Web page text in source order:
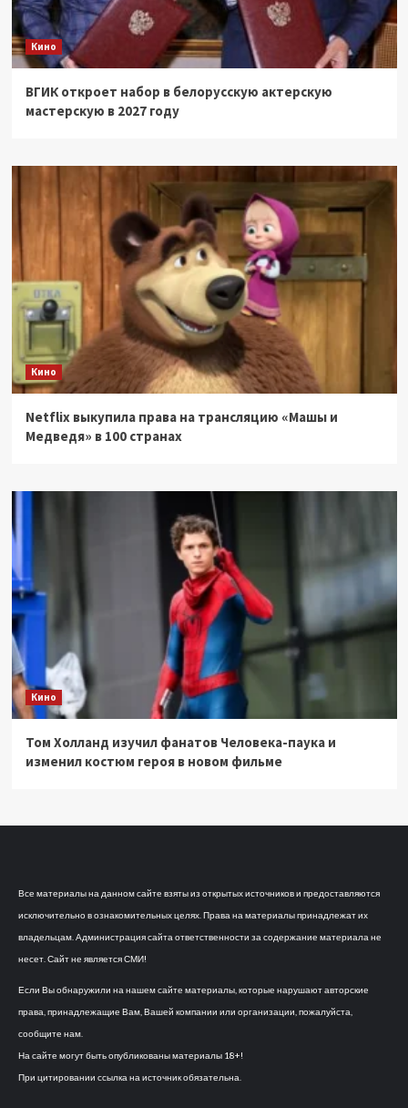
Кино
ВГИК откроет набор в белорусскую актерскую
мастерскую в 2027 году
Кино
Netflix выкупила права на трансляцию «Машы и
Медведя» в 100 странах
Кино
Том Холланд изучил фанатов Человека-паука и
изменил костюм героя в новом фильме
Все материалы на данном сайте взяты из открытых источников и предоставляются
исключительно в ознакомительных целях. Права на материалы принадлежат их
владельцам. Администрация сайта ответственности за содержание материала не
несет. Сайт не является СМИ!
Если Вы обнаружили на нашем сайте материалы, которые нарушают авторские
права, принадлежащие Вам, Вашей компании или организации, пожалуйста,
сообщите нам.
На сайте могут быть опубликованы материалы 18+!
При цитировании ссылка на источник обязательна.